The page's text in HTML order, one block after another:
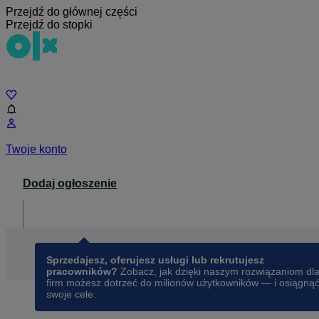
Przejdź do głównej części
Przejdź do stopki
Twoje konto
Dodaj ogłoszenie
Sprzedajesz, oferujesz usługi lub rekrutujesz
pracowników? Zobacz, jak dzięki naszym rozwiązaniom dla
firm możesz dotrzeć do milionów użytkowników — i osiągnąć
swoje cele.